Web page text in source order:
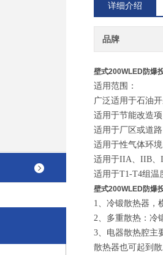
详细介绍
品牌
壁式200WLED防爆
适用范围：
广泛适用于石油
适用于节能改造
适用于厂区或道
适用于性气体环
适用于IIA、IIB、
适用于T1-T4组温
壁式200WLED防爆
1、冷锻散热器，
2、多重散热：冷
3、电器散热腔主
散热器也可起到